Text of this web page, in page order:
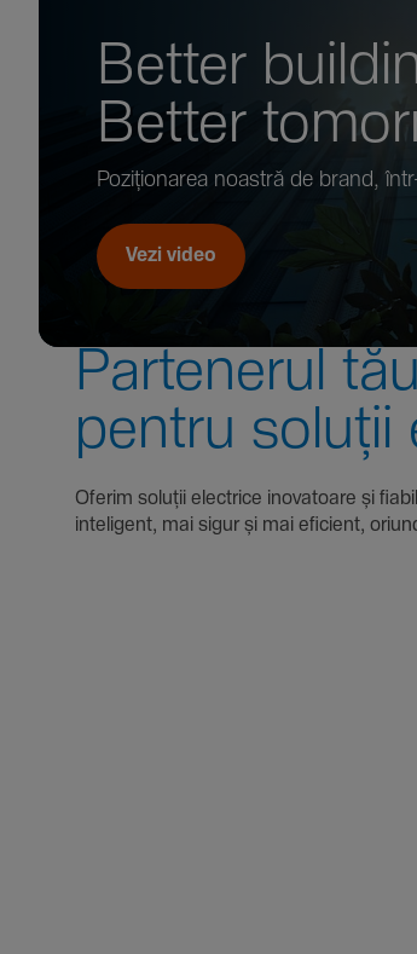
Better
Better
Pozi­țio­narea noastră de brand,
Vezi video
Parte­nerul
pentru soluții
Oferim soluții electrice inova­toare
inte­li­gent, mai sigur și mai eficient,